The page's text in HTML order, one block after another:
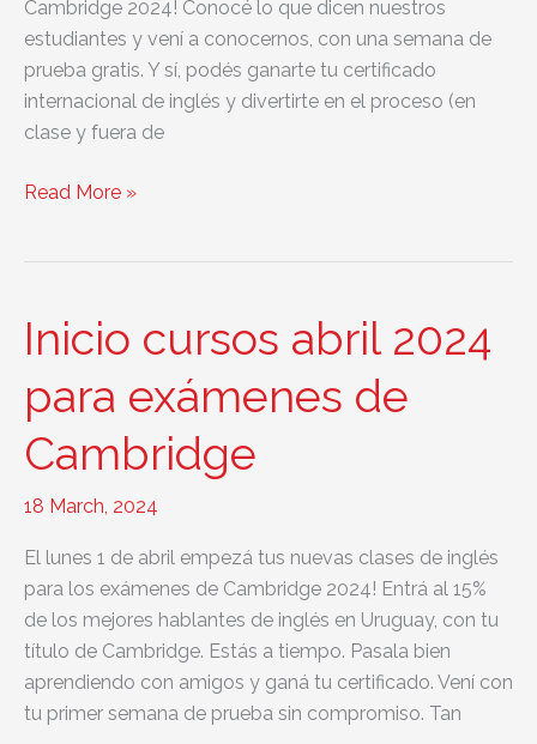
Cambridge 2024! Conocé lo que dicen nuestros
estudiantes y vení a conocernos, con una semana de
prueba gratis. Y sí, podés ganarte tu certificado
internacional de inglés y divertirte en el proceso (en
clase y fuera de
¡Los
comienzan
marzo!
Read More »
Inicio cursos abril 2024
para exámenes de
Cambridge
18 March, 2024
El lunes 1 de abril empezá tus nuevas clases de inglés
para los exámenes de Cambridge 2024! Entrá al 15%
de los mejores hablantes de inglés en Uruguay, con tu
título de Cambridge. Estás a tiempo. Pasala bien
aprendiendo con amigos y ganá tu certificado. Vení con
tu primer semana de prueba sin compromiso. Tan